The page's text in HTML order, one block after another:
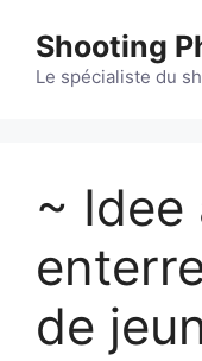
contenu
Shooting
Le spécialiste du
~
de